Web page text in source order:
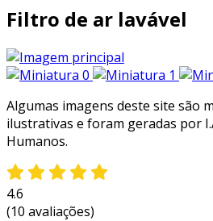
Filtro de ar lavável
Algumas imagens deste site são
ilustrativas e foram geradas por
Humanos.
4.6
(10 avaliações)